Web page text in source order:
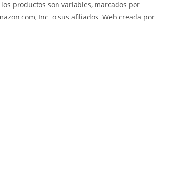
productos son variables, marcados por
Inc. o sus afiliados. Web creada por